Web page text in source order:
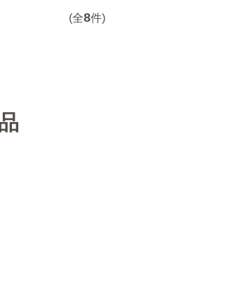
(全8件)